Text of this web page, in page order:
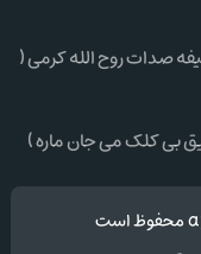
صدات روح الله کرمی (
بی کلک می جان ماره )